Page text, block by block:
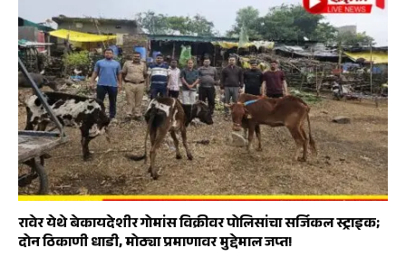
रावेर येथे बेकायदेशीर गोमांस विक्रीवर पोलिसांचा सर्जिकल स्ट्राइक;
दोन ठिकाणी धाडी, मोठ्या प्रमाणावर मुद्देमाल जप्त!